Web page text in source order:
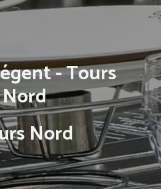
- Tours
Nord
Nord